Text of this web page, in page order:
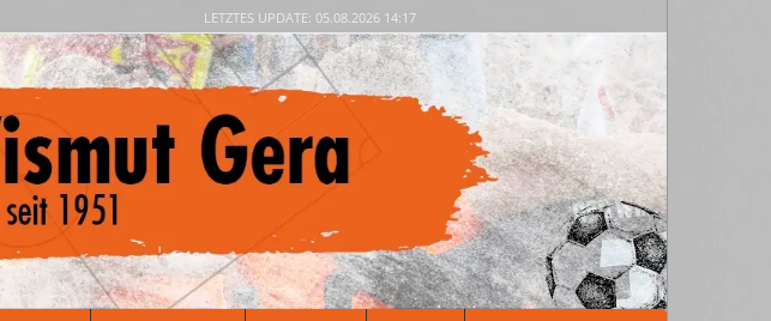
LETZTES UPDATE: 05.08.2026 14:17